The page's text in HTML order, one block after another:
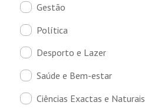
Gestão
Política
Desporto e Lazer
Saúde e Bem-estar
Ciências Exactas e Naturais